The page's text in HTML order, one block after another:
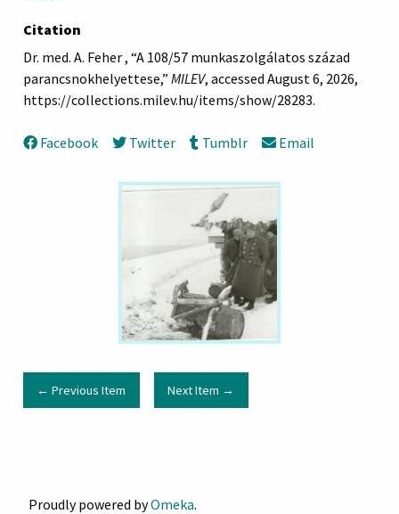
Citation
Dr. med. A. Feher , “A 108/57 munkaszolgálatos század
parancsnokhelyettese,” MILEV, accessed August 6, 2026,
https://collections.milev.hu/items/show/28283.
Facebook Twitter Tumblr Email
← Previous Item Next Item →
Proudly powered byOmeka.